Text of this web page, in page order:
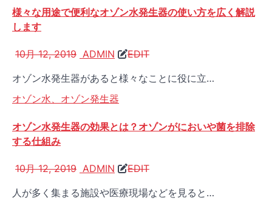
様々な用途で便利なオゾン水発生器の使い方を広く解説
します
10月 12, 2019 ADMIN
EDIT
オゾン水発生器があると様々なことに役に立…
オゾン水、オゾン発生器
オゾン水発生器の効果とは？オゾンがにおいや菌を排除
する仕組み
10月 12, 2019 ADMIN
EDIT
人が多く集まる施設や医療現場などを見ると…